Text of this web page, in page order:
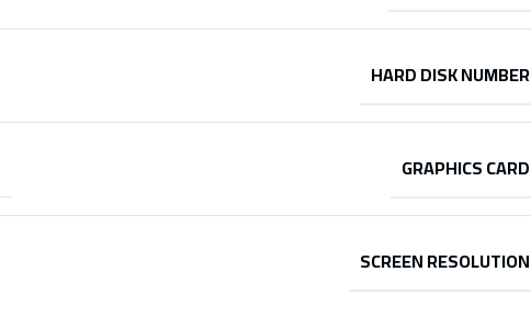
HARD DISK NUMBER
GRAPHICS CARD
SCREEN RESOLUTION